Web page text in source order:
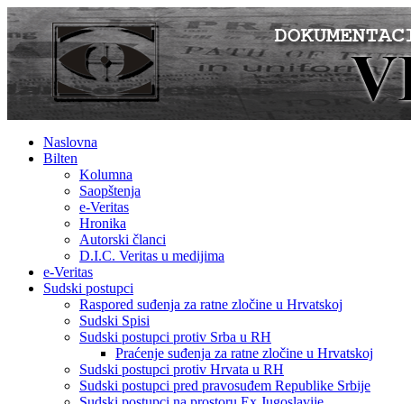
Naslovna
Bilten
Kolumna
Saopštenja
e-Veritas
Hronika
Autorski članci
D.I.C. Veritas u medijima
e-Veritas
Sudski postupci
Raspored suđenja za ratne zločine u Hrvatskoj
Sudski Spisi
Sudski postupci protiv Srba u RH
Praćenje suđenja za ratne zločine u Hrvatskoj
Sudski postupci protiv Hrvata u RH
Sudski postupci pred pravosuđem Republike Srbije